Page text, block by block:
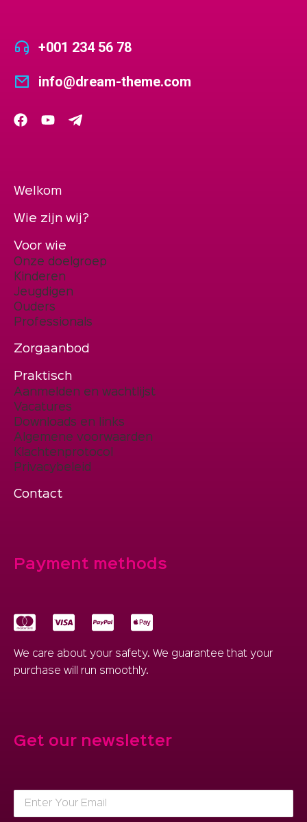
+001 234 56 78
info@dream-theme.com
Welkom
Wie zijn wij?
Voor wie
Onze doelgroep
Kinderen
Jeugdigen
Ouders
Professionals
Zorgaanbod
Praktisch
Aanmelden en wachtlijst
Vacatures
Downloads en links
Algemene voorwaarden
Klachtenprotocol
Privacybeleid
Contact
Payment methods
We care about your safety. We guarantee that your
purchase will run smoothly.
Get our newsletter